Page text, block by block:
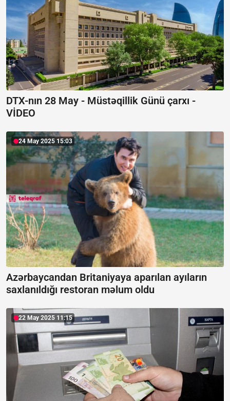
DTX-nın 28 May - Müstəqillik Günü çarxı -
VİDEO
24 May 2025 15:03
Azərbaycandan Britaniyaya aparılan ayıların
saxlanıldığı restoran məlum oldu
22 May 2025 11:15